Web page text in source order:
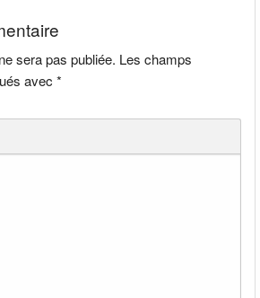
sera pas publiée. Les champs
avec*